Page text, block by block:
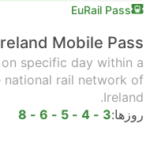
EuRail Pass
Mobile Pass
specific day within a
national rail network of
Ireland.
روزها:3 - 4 - 5 - 6 - 8